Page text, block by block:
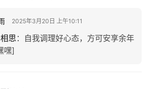
2025年3月20日 上午10:11
思 ： 自我调理好心态，方可安享余年
嘿]